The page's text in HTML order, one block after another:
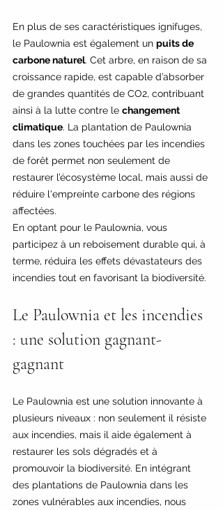
En plus de ses caractéristiques ignifuges,
le Paulownia est également un puits de
carbone naturel. Cet arbre, en raison de sa
croissance rapide, est capable d’absorber
de grandes quantités de CO2, contribuant
ainsi à la lutte contre le changement
climatique. La plantation de Paulownia
dans les zones touchées par les incendies
de forêt permet non seulement de
restaurer l’écosystème local, mais aussi de
réduire l'empreinte carbone des régions
affectées.
En optant pour le Paulownia, vous
participez à un reboisement durable qui, à
terme, réduira les effets dévastateurs des
incendies tout en favorisant la biodiversité.
Le Paulownia et les incendies
: une solution gagnant-
gagnant
Le Paulownia est une solution innovante à
plusieurs niveaux : non seulement il résiste
aux incendies, mais il aide également à
restaurer les sols dégradés et à
promouvoir la biodiversité. En intégrant
des plantations de Paulownia dans les
zones vulnérables aux incendies, nous